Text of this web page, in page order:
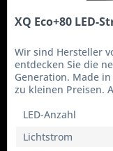
XQ Eco+80 LED-
Wir sind Hersteller
entdecken Sie die
Generation. Made
zu kleinen Preisen.
LED-Anzahl
Lichtstrom